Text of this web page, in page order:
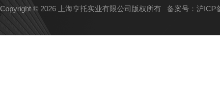
Copyright © 2026 上海亨托实业有限公司版权所有 备案号：沪ICP